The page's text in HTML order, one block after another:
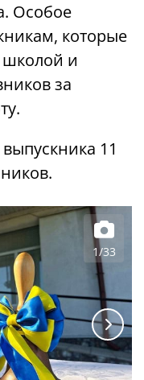
Особое
которые
школой и
за
11
1/33